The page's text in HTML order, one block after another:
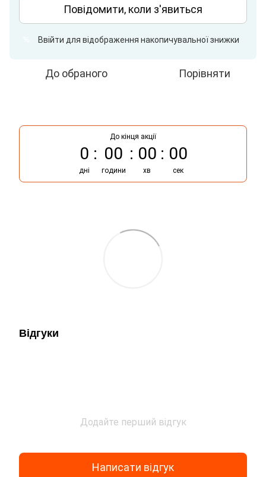
Повідомити, коли з'явиться
Ввійти для відображення накопичувальної знижки
До обраного Порівняти
До кінця акції
0
дні
00
години
00
хв
00
сек
Відгуки
Додайте перший відгук
Написати відгук